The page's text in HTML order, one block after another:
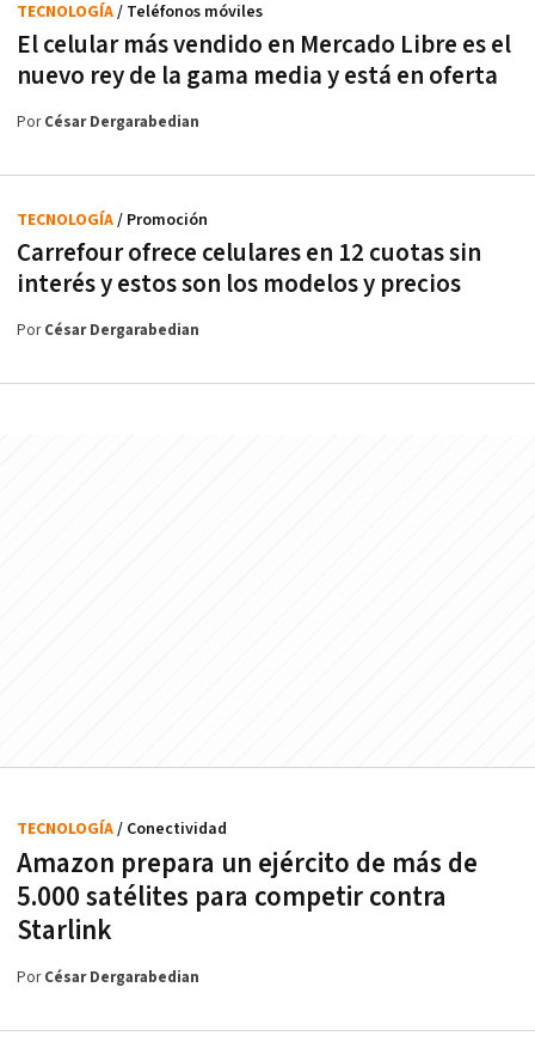
El celular más vendido en Mercado Libre es el
nuevo rey de la gama media y está en oferta
TECNOLOGÍA/ Teléfonos móviles
PorCésar Dergarabedian
Carrefour ofrece celulares en 12 cuotas sin
interés y estos son los modelos y precios
TECNOLOGÍA/ Promoción
PorCésar Dergarabedian
Amazon prepara un ejército de más de
5.000 satélites para competir contra
Starlink
TECNOLOGÍA/ Conectividad
PorCésar Dergarabedian